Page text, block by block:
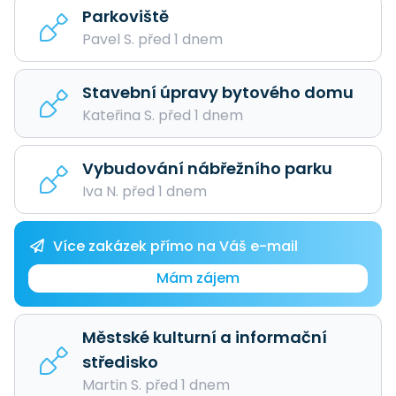
Parkoviště
Pavel S. před 1 dnem
Stavební úpravy bytového domu
Kateřina S. před 1 dnem
Vybudování nábřežního parku
Iva N. před 1 dnem
Více zakázek přímo na Váš e-mail
Mám zájem
Městské kulturní a informační
středisko
Martin S. před 1 dnem